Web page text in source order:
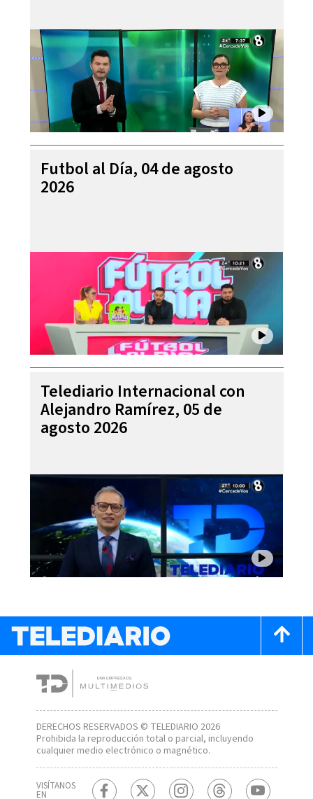
Futbol al Día, 04 de agosto
2026
Telediario Internacional con
Alejandro Ramírez, 05 de
agosto 2026
DERECHOS RESERVADOS © TELEDIARIO 2026
Prohibida la reproducción total o parcial, incluyendo
cualquier medio electrónico o magnético.
VISÍTANOS
EN